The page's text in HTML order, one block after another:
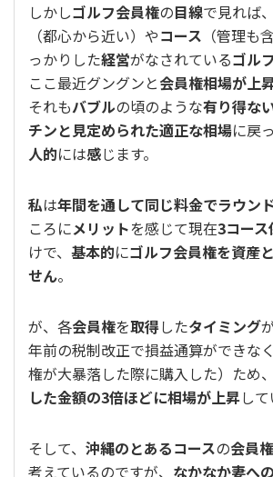
しかしゴルフ会員権の目線で見れば、
（都心から近い）やコース （管理も
っかりした経営がなされているゴル
ここ最近グングンと会員権相場が上
それもバブルの頃のような有り得な
チンと見定められた適正な相場に戻
人的には感じます。
私は年間を通して同じ料金でラウン
ころにメリットを感じて現在3コース
けで、 基本的にゴルフ会員権を資産
せん。
が、各会員権を取得したタイミング
年前の税制改正で損益通算ができな
権が大暴落した際に購入した）ため
した金額の3倍ほどに相場が上昇し
そして、 沖縄のとあるコースの会員権
考えているのですが、 なかなか妻へ